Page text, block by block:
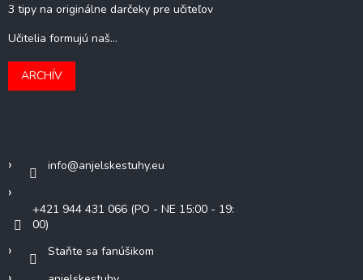
3 tipy na originálne darčeky pre učiteľov
Učitelia formujú naš...
ARCHÍV
info@anjelskestuhy.eu
+421 944 431 066 (PO - NE 15:00 - 19:
00)
Staňte sa fanúšikom